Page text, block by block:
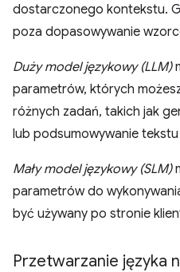
dostarczonego kontekstu.
poza dopasowywanie
Duży model językowy (LLM)
parametrów, których
różnych zadań, takich jak
lub podsumowywanie
Mały model językowy (SLM)
parametrów do
być używany po stronie
Przetwarzanie języka